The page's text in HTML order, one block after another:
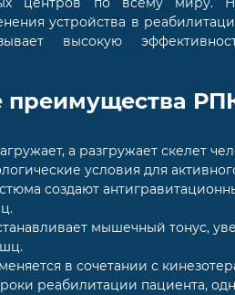
устройства в
высокую
а разгружает скелет
условия для
создают
мышечный тонус,
в сочетании с
реабилитации пациента,